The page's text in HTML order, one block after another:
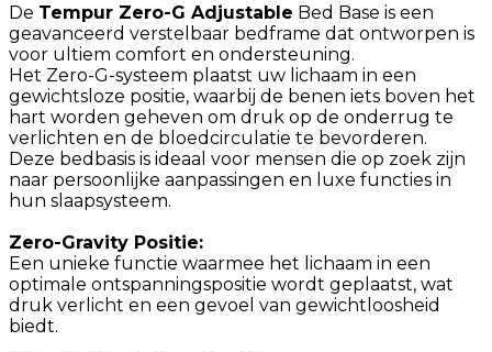
De Tempur Zero-G Adjustable Bed Base is een
geavanceerd verstelbaar bedframe dat ontworpen is
voor ultiem comfort en ondersteuning.
Het Zero-G-systeem plaatst uw lichaam in een
gewichtsloze positie, waarbij de benen iets boven het
hart worden geheven om druk op de onderrug te
verlichten en de bloedcirculatie te bevorderen.
Deze bedbasis is ideaal voor mensen die op zoek zijn
naar persoonlijke aanpassingen en luxe functies in
hun slaapsysteem.
Zero-Gravity Positie:
Een unieke functie waarmee het lichaam in een
optimale ontspanningspositie wordt geplaatst, wat
druk verlicht en een gevoel van gewichtloosheid
biedt.